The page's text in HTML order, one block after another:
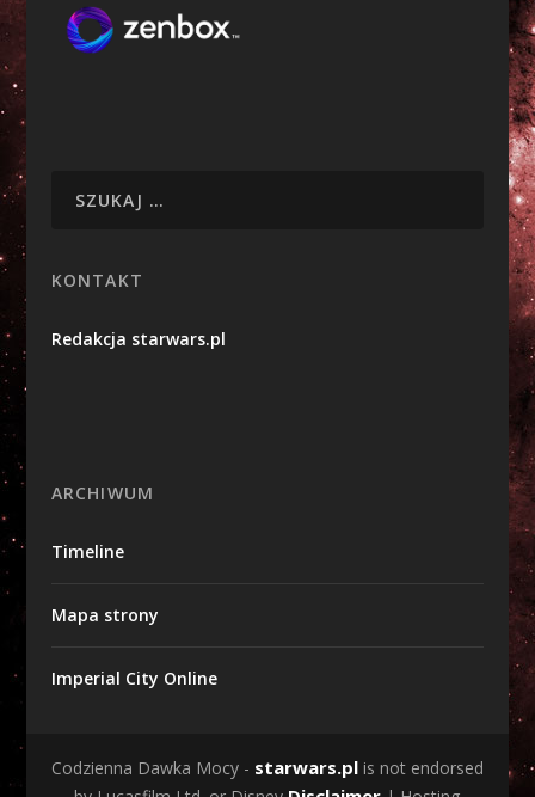
KONTAKT
Redakcja starwars.pl
ARCHIWUM
Timeline
Mapa strony
Imperial City Online
Codzienna Dawka Mocy - starwars.plis not endorsed